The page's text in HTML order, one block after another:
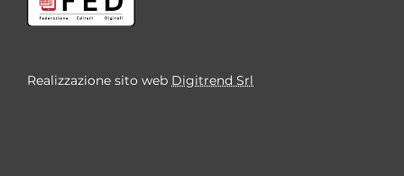
Realizzazione sito web Digitrend Srl